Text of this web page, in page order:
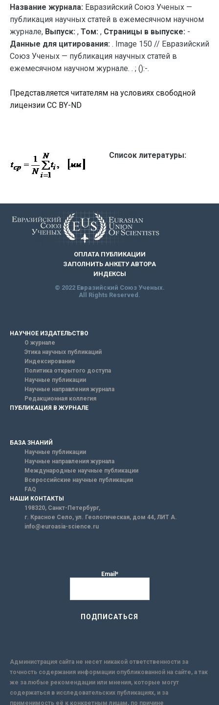
Название журнала: Евразийский Союз Ученых —
публикация научных статей в ежемесячном научном
журнале, Выпуск: , Том: , Страницы в выпуске: -
Данные для цитирования: . Image 150 // Евразийский
Союз Ученых — публикация научных статей в
ежемесячном научном журнале. . ; ():-.
Представляется читателям на условиях свободной
лицензии CC BY-ND
Список литературы:
ОПЛАТА ПУБЛИКАЦИИ
ЗАПОЛНИТЬ АНКЕТУ АВТОРА
ИНДЕКСЫ
© 2022 Евразийский Союз Ученых.
All Rights Reserved.
НАУЧНОЕ ИЗДАТЕЛЬСТВО
О журнале
Этика научных публикаций
Индексирование
Политика открытого доступа
Научные публикации
Научные направления журнала
Редакционная коллегия
ПУБЛИКАЦИЯ В ЖУРНАЛЕ
БАЗА ЗНАНИЙ
Научные публикации
Научные направления журнала
Международные научные публикации
Всероссийские научные публикации
FAQ
НАШИ КОНТАКТЫ
198320, Санкт-Петербург,
г. Красное Село, ул. Геологическая, дом 44, ЛИТ А.
info@euroasia-science.ru
Email*
Администрация сайта не несет никакой ответственности за
точность содержания информации опубликованной на сайте, а так
же за любые рекомендации или мнения, которые могут
содержаться в исследовательских публикациях, и за
применимость её к конкретным лицам, по причине